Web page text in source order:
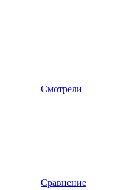
Смотрели
Сравнение